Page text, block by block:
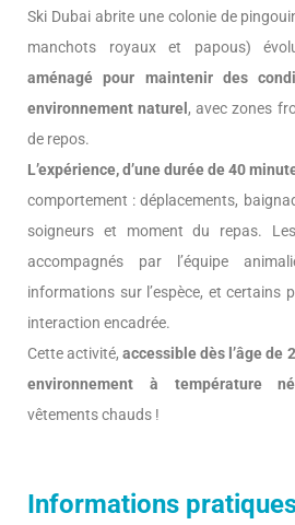
Ski Dubai abrite une colonie de
manchots royaux et papous)
aménagé pour maintenir des
environnement naturel , avec zones
de repos.
L’expérience, d’une durée de 40
comportement : déplacements,
soigneurs et moment du repas.
accompagnés par l’équipe
informations sur l’espèce, et certains
interaction encadrée.
Cette activité, accessible dès l’âge de
environnement à température
vêtements chauds !
Informations